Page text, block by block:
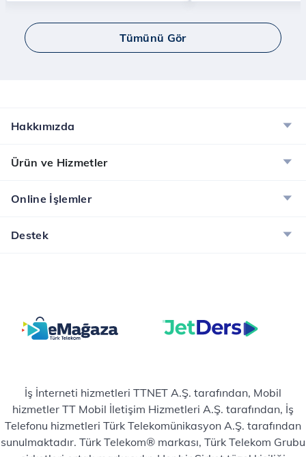
Tümünü Gör
Hakkımızda
Ürün ve Hizmetler
Online İşlemler
Destek
İş İnterneti hizmetleri TTNET A.Ş. tarafından, Mobil
hizmetler TT Mobil İletişim Hizmetleri A.Ş. tarafından, İş
Telefonu hizmetleri Türk Telekomünikasyon A.Ş. tarafından
sunulmaktadır. Türk Telekom® markası, Türk Telekom Grubu